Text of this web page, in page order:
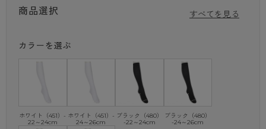
3足組が嬉しい38cm丈リブ編みソックス。
清潔を保つ「抗菌防臭」付き。また、動いても靴下がずり落ちにくいの
・2×1 リブ
・レッグサポーティ
商品選択 すべてを見る
カラーを選ぶ
ホワイト（451）-
22～24cm
ホワイト（451）-
24～26cm
ブラック（480）
-22～24cm
ブラック（480）
-24～26cm